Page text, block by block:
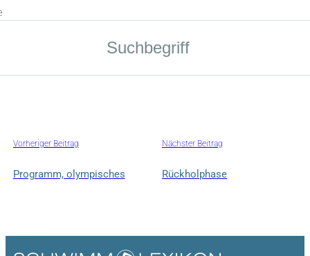
Vorheriger Beitrag
Programm, olympisches
Nächster Beitrag
Rückholphase